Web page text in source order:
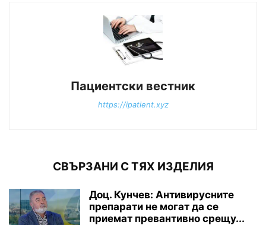
Пациентски вестник
https://ipatient.xyz
СВЪРЗАНИ С ТЯХ ИЗДЕЛИЯ
Доц. Кунчев: Антивирусните
препарати не могат да се
приемат превантивно срещу...